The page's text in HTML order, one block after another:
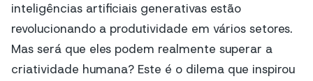
inteligências artificiais generativas estão
revolucionando a produtividade em vários setores.
Mas será que eles podem realmente superar a
criatividade humana? Este é o dilema que inspirou